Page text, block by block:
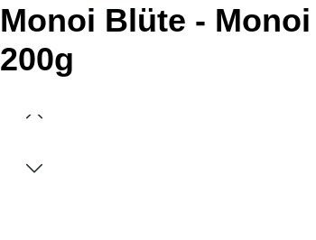
Durchschnittliche Bewertung von 0 von 5 Sternen
Monoi Blüte -
200g
Bildergalerie überspringen